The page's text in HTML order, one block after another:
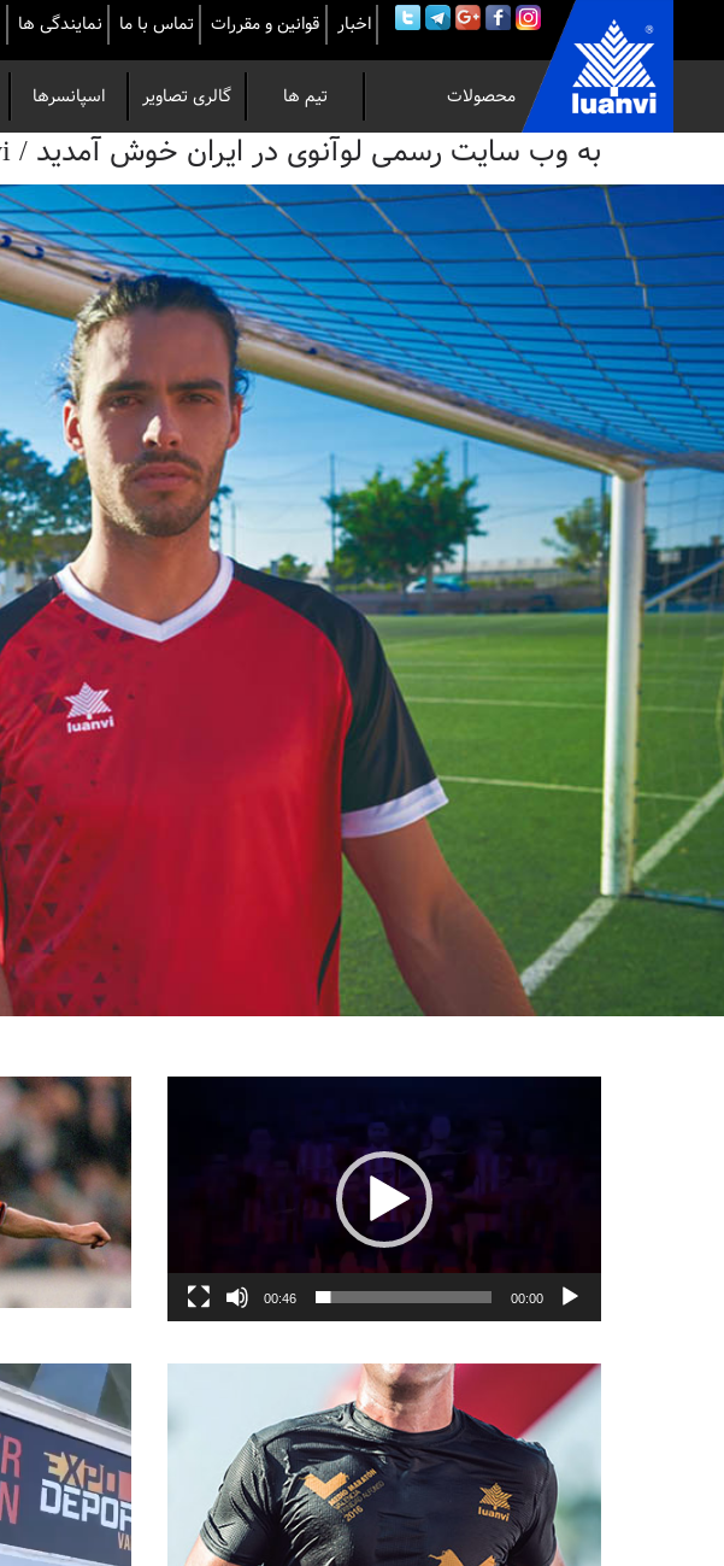
به
وب
سایت
رسمی
لوآنوی
در
ایران
خوش
آمدید
/
luanvi
اخبار قوانین و مقررات تماس با ما نمایندگی ها
محصولات تیم ها گالری تصاویر اسپانسرها
به وب سایت رسمی لوآنوی در ایران خوش آمدید / luanvi
00:00
00:46
نمایشگر
ویدیو